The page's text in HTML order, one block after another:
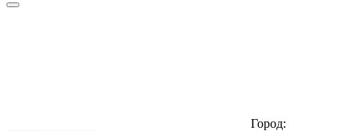
Город: